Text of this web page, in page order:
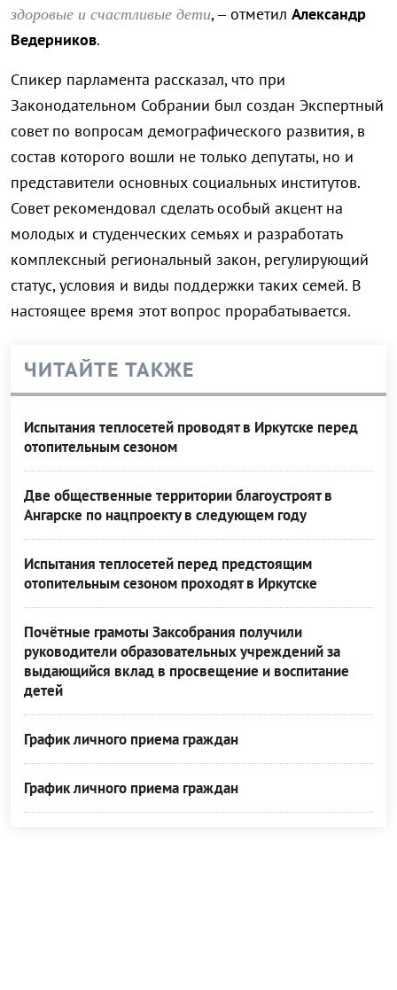
здоровые и счастливые дети, – отметил Александр
Ведерников.
Спикер парламента рассказал, что при
Законодательном Собрании был создан Экспертный
совет по вопросам демографического развития, в
состав которого вошли не только депутаты, но и
представители основных социальных институтов.
Совет рекомендовал сделать особый акцент на
молодых и студенческих семьях и разработать
комплексный региональный закон, регулирующий
статус, условия и виды поддержки таких семей. В
настоящее время этот вопрос прорабатывается.
ЧИТАЙТЕ ТАКЖЕ
Испытания теплосетей проводят в Иркутске перед
отопительным сезоном
Две общественные территории благоустроят в
Ангарске по нацпроекту в следующем году
Испытания теплосетей перед предстоящим
отопительным сезоном проходят в Иркутске
Почётные грамоты Заксобрания получили
руководители образовательных учреждений за
выдающийся вклад в просвещение и воспитание
детей
График личного приема граждан
График личного приема граждан